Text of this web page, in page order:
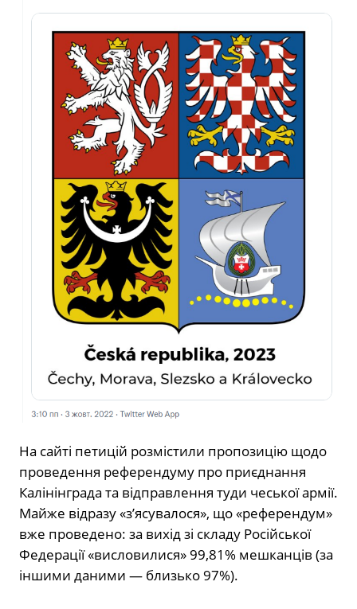
На сайті петицій розмістили пропозицію щодо
проведення референдуму про приєднання
Калінінграда та відправлення туди чеської армії.
Майже відразу «з’ясувалося», що «референдум»
вже проведено: за вихід зі складу Російської
Федерації «висловилися» 99,81% мешканців (за
іншими даними — близько 97%).